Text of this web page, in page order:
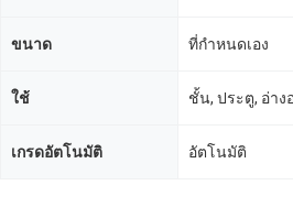
ขนาด ที่กำหนดเอง
ใช้ ชั้น, ประตู, อ่าง
เกรดอัตโนมัติ อัตโนมัติ